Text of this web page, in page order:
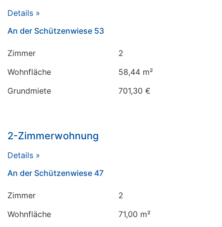
Details »
An der Schützenwiese 53
Zimmer
2
Wohnfläche
58,44 m²
Grundmiete
701,30 €
2-Zimmerwohnung
Details »
An der Schützenwiese 47
Zimmer
2
Wohnfläche
71,00 m²